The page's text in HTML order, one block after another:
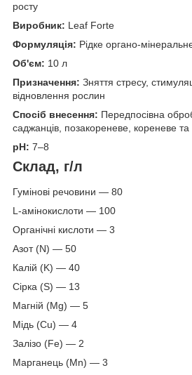
росту
Виробник: Leaf Forte
Формуляція: Рідке органо-
Об'єм: 10 л
Призначення: Зняття стресу,
відновлення рослин
Спосіб внесення: Передпосівна
саджанців, позакореневе, кореневе
рН: 7–8
Склад, г/л
Гумінові речовини — 80
L-амінокислоти — 100
Органічні кислоти — 3
Азот (N) — 50
Калій (K) — 40
Сірка (S) — 13
Магній (Mg) — 5
Мідь (Cu) — 4
Залізо (Fe) — 2
Марганець (Mn) — 3